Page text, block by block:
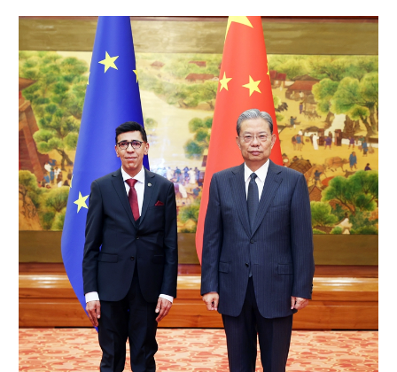
台湾 思客智库 全球连线
科技 科创 体育
文化 书画 军事
访谈 视频 图片 政务
法律 中央文件 金融 汽车
食品 人居 信息化 数字经济
学术中国 乡村振兴
城市 旅游 能源 会展
彩票 娱乐 悦读
公益 一带一路 亚太网 上市公司